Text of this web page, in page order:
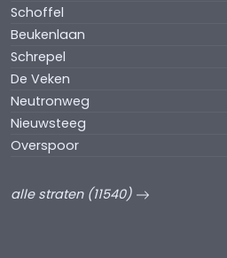
Schoffel
Beukenlaan
Schrepel
De Veken
Neutronweg
Nieuwsteeg
Overspoor
alle straten (11540)